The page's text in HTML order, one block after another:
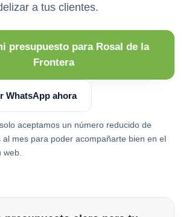
a tus clientes.
presupuesto para Rosal de la
Frontera
WhatsApp ahora
aceptamos un número reducido de
al mes para poder acompañarte bien en el